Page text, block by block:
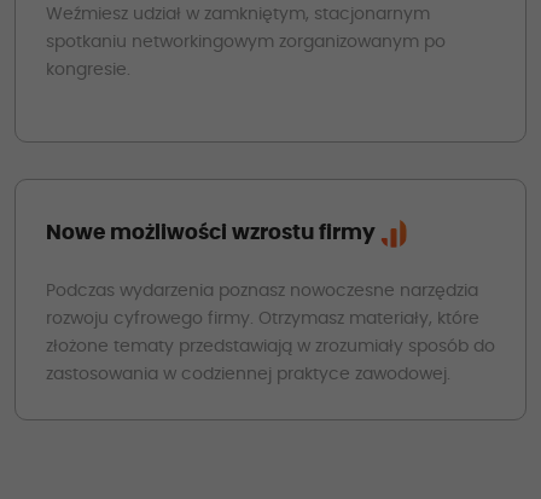
Weźmiesz udział w zamkniętym, stacjonarnym
spotkaniu networkingowym zorganizowanym po
kongresie.
Nowe możliwości wzrostu firmy
Podczas wydarzenia poznasz nowoczesne narzędzia
rozwoju cyfrowego firmy. Otrzymasz materiały, które
złożone tematy przedstawiają w zrozumiały sposób do
zastosowania w codziennej praktyce zawodowej.